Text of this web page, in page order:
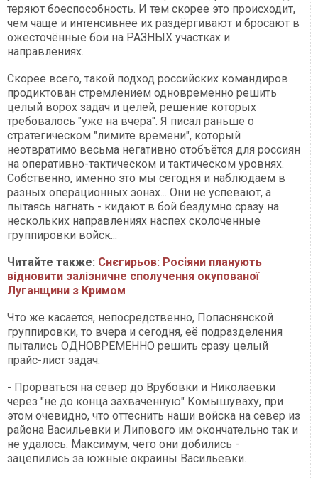
теряют боеспособность. И тем скорее это происходит,
чем чаще и интенсивнее их раздёргивают и бросают в
ожесточённые бои на РАЗНЫХ участках и
направлениях.
Скорее всего, такой подход российских командиров
продиктован стремлением одновременно решить
целый ворох задач и целей, решение которых
требовалось "уже на вчера". Я писал раньше о
стратегическом "лимите времени", который
неотвратимо весьма негативно отобъётся для россиян
на оперативно-тактическом и тактическом уровнях.
Собственно, именно это мы сегодня и наблюдаем в
разных операционных зонах... Они не успевают, а
пытаясь нагнать - кидают в бой бездумно сразу на
нескольких направлениях наспех сколоченные
группировки войск...
Читайте также: Снєгирьов: Росіяни планують
відновити залізничне сполучення окупованої
Луганщини з Кримом
Что же касается, непосредственно, Попаснянской
группировки, то вчера и сегодня, её подразделения
пытались ОДНОВРЕМЕННО решить сразу целый
прайс-лист задач:
- Прорваться на север до Врубовки и Николаевки
через "не до конца захваченную" Комышуваху, при
этом очевидно, что оттеснить наши войска на север из
района Васильевки и Липового им окончательно так и
не удалось. Максимум, чего они добились -
зацепились за южные окраины Васильевки.